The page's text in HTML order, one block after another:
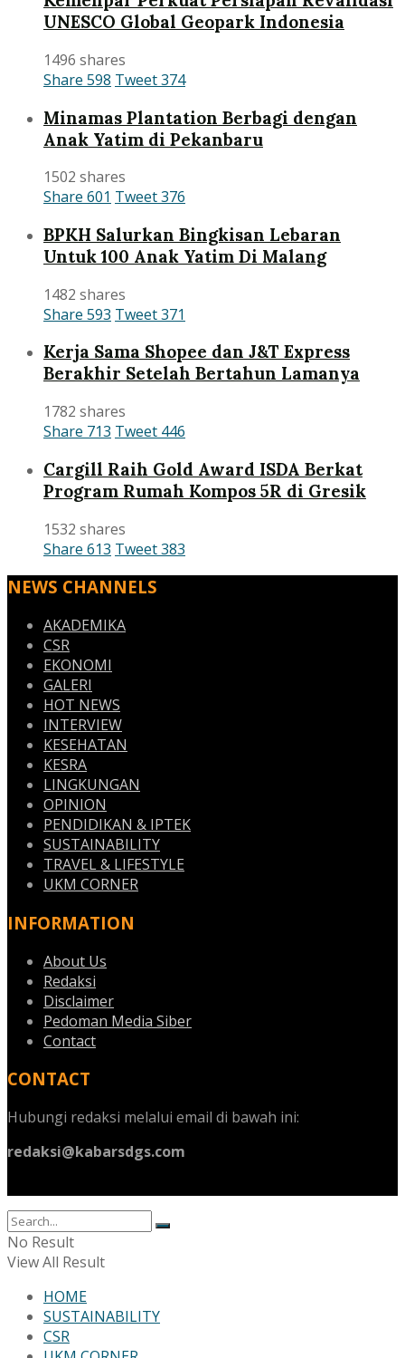
UNESCO Global Geopark Indonesia
1496 shares
Share 598 Tweet374
Minamas Plantation Berbagi dengan
Anak Yatim di Pekanbaru
1502 shares
Share 601 Tweet376
BPKH Salurkan Bingkisan Lebaran
Untuk 100 Anak Yatim Di Malang
1482 shares
Share 593 Tweet371
Kerja Sama Shopee dan J&T Express
Berakhir Setelah Bertahun Lamanya
1782 shares
Share 713 Tweet 446
Cargill Raih Gold Award ISDA Berkat
Program Rumah Kompos 5R di Gresik
1532 shares
Share 613 Tweet383
NEWS CHANNELS
AKADEMIKA
CSR
EKONOMI
GALERI
HOT NEWS
INTERVIEW
KESEHATAN
KESRA
LINGKUNGAN
OPINION
PENDIDIKAN & IPTEK
SUSTAINABILITY
TRAVEL & LIFESTYLE
UKM CORNER
INFORMATION
About Us
Redaksi
Disclaimer
Pedoman Media Siber
Contact
CONTACT
Hubungi redaksi melalui email di bawah ini:
redaksi@kabarsdgs.com
No Result
View All Result
HOME
SUSTAINABILITY
CSR